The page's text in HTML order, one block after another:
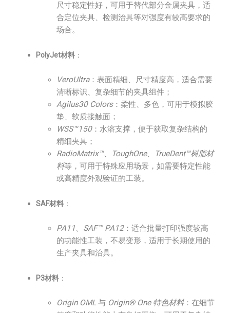
尺寸稳定性好，可用于替代部分金属夹具，适
合定位夹具、检测治具等对强度有较高要求的
场合。
PolyJet材料 ：
VeroUltra：表面精细、尺寸精度高，适合需要
清晰标识、复杂细节的夹具组件；
Agilus30 Colors：柔性、多色，可用于模拟胶
垫、软质接触面；
WSS™150：水溶支撑，便于获取复杂结构的
精细夹具；
RadioMatrix™、 ToughOne、
TrueDent™树脂材
料等，可用于特殊应用场景，如需要特定性能
或高精度外观验证的工装。
SAF材料 ：
PA11、 SAF™ PA12：适合批量打印强度较高
的功能性工装，不易变形，适用于长期使用的
生产夹具和治具。
P3材料 ：
Origin OML 与 Origin® One 特色材料：在细节